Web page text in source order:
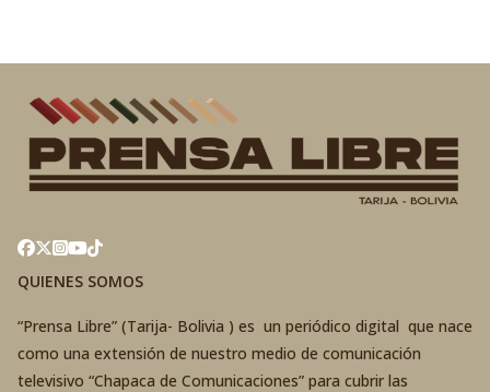
QUIENES SOMOS
“Prensa Libre” (Tarija- Bolivia ) es un periódico digital que nace
como una extensión de nuestro medio de comunicación
televisivo “Chapaca de Comunicaciones” para cubrir las